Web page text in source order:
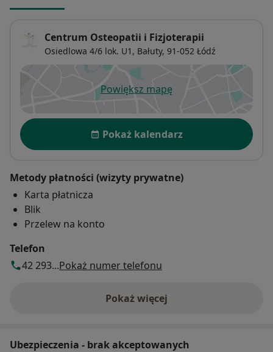
Centrum Osteopatii i Fizjoterapii
Osiedlowa 4/6 lok. U1, Bałuty, 91-052 Łódź
Powiększ mapęotwiera się w nowej karcie
Dostępność
Pokaż kalendarz
Metody płatności (wizyty prywatne)
Karta płatnicza
Blik
Przelew na konto
Telefon
42 293...Pokaż numer telefonu
Pokaż więcej
o adresie
Ubezpieczenia - brak akceptowanych